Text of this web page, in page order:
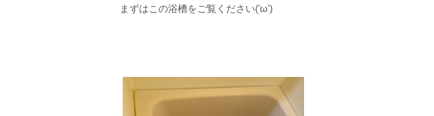
まずはこの浴槽をご覧ください('ω')